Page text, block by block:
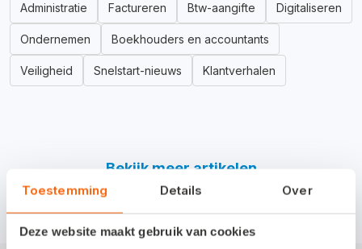
Toestemming Details Over
Deze website maakt gebruik van cookies
Administratie Factureren Btw-aangifte Digitaliseren
Ondernemen Boekhouders en accountants
Veiligheid Snelstart-nieuws Klantverhalen
Bekijk meer artikelen